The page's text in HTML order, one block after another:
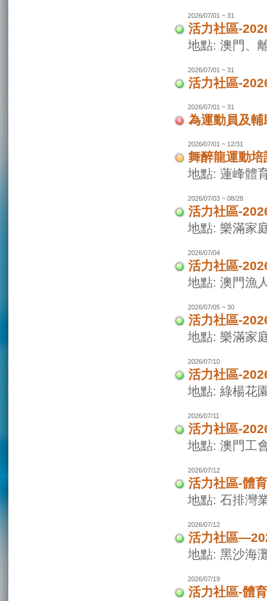
2026/07/01 ~ 31
活力社區-
地點: 澳門、
2026/07/01 ~ 31
活力社區-
2026/07/01 ~ 31
為運動員及
2026/07/01 ~ 12/31
舞醉龍運動培
地點: 蓮峰體
2026/07/03 ~ 08/28
活力社區-
地點: 樂滿家
2026/07/04
活力社區-
地點: 澳門漁
2026/07/05 ~ 30
活力社區-
地點: 樂滿家
2026/07/10
活力社區-
地點: 綠楊花
2026/07/11
活力社區-
地點: 澳門工
2026/07/12
活力社區-體
地點: 石排灣
2026/07/12
活力社區
地點: 黑沙海
2026/07/19
活力社區-體